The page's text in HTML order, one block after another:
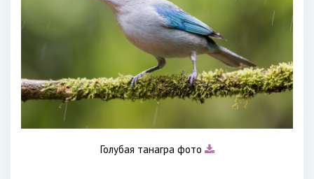
Голубая танагра фото